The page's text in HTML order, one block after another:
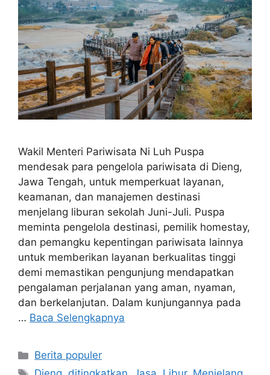
Wakil Menteri Pariwisata Ni Luh Puspa
mendesak para pengelola pariwisata di Dieng,
Jawa Tengah, untuk memperkuat layanan,
keamanan, dan manajemen destinasi
menjelang liburan sekolah Juni-Juli. Puspa
meminta pengelola destinasi, pemilik homestay,
dan pemangku kepentingan pariwisata lainnya
untuk memberikan layanan berkualitas tinggi
demi memastikan pengunjung mendapatkan
pengalaman perjalanan yang aman, nyaman,
dan berkelanjutan. Dalam kunjungannya pada
… Baca Selengkapnya
Kategori
Berita populer
Tag